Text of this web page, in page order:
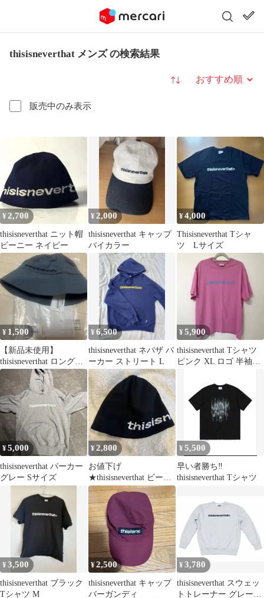
thisisneverthat メンズ の検索結果
販売中のみ表示
並び替え
¥2,700
thisisneverthat ニット帽
ビーニー ネイビー
¥ 2,000
thisisneverthat キャップ
バイカラー
¥4,000
Thisisneverthat Tシャ
ツ Lサイズ
¥ 1,500
【新品未使用】
thisisneverthat ロングビ
ルバケットハット M ③
¥6,500
thisisneverthat ネバザ パ
ーカー ストリート L
¥5,900
thisisneverthat Tシャツ
ピンク XL ロゴ 半袖
¥5,000
thisisneverthat パーカー
グレー Sサイズ
¥2,800
お値下げ
★thisisneverthat ビーニ
ー
¥5,500
早い者勝ち‼️
thisisneverthat Tシャツ
¥3,500
thisisneverthat ブラック
Tシャツ M
¥2,500
thisisneverthat キャップ
バーガンディ
¥3,780
thisisneverthat スウェッ
トトレーナー グレー